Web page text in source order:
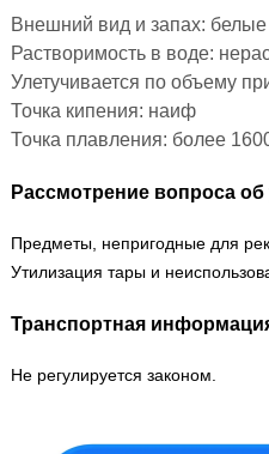
Внешний вид и запах:
Растворимость в воде:
Улетучивается по объему
Точка кипения: наиф
Точка плавления: более
Рассмотрение вопроса
Предметы, непригодные для
Утилизация тары и
Транспортная
Не регулируется законом.